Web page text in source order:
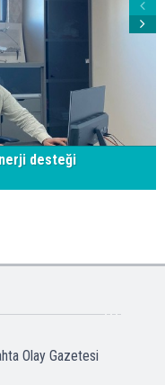
desteği
Olay Gazetesi